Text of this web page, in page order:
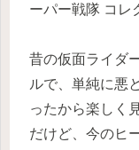
ーパー戦隊 コレ
昔の仮面ライダ
ルで、単純に悪
ったから楽しく
だけど、今のヒ